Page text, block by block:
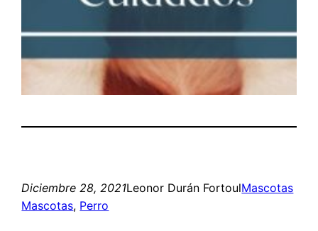
Diciembre 28, 2021Leonor Durán FortoulMascotas
Mascotas, Perro